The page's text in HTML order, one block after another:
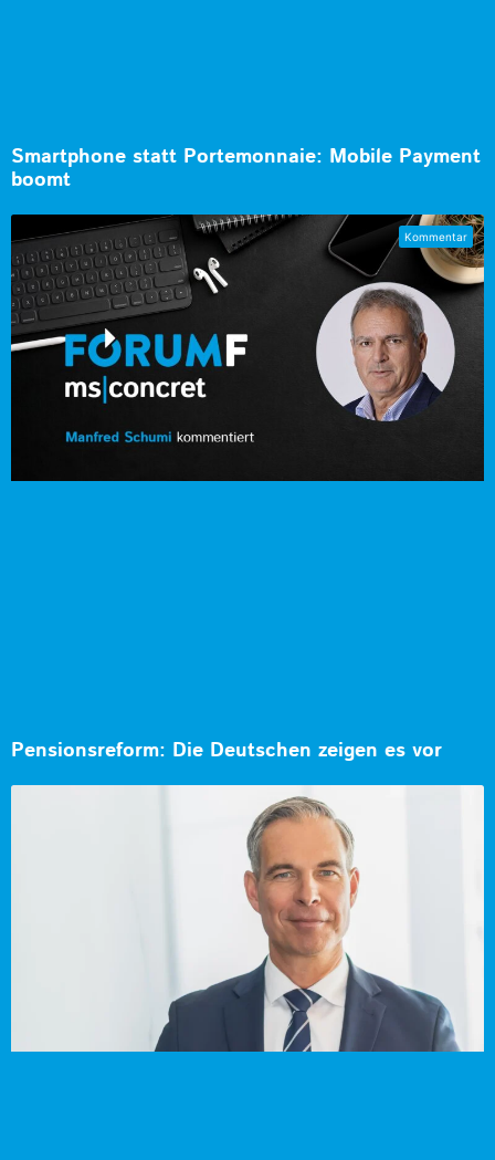
Smartphone statt Portemonnaie: Mobile Payment
boomt
Pensionsreform: Die Deutschen zeigen es vor